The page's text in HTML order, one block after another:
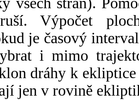
Výpočet
je časový
i mimo
dráhy k
jen v rovině